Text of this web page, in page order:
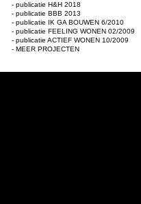
- publicatie H&H 2018
- publicatie BBB 2013
- publicatie IK GA BOUWEN 6/2010
- publicatie FEELING WONEN 02/2009
- publicatie ACTIEF WONEN 10/2009
- MEER PROJECTEN